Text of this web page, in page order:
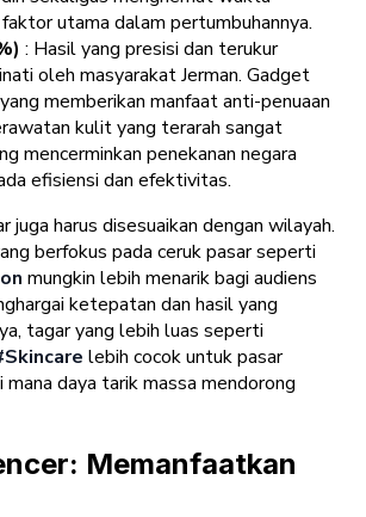
utama dalam pertumbuhannya.
: Hasil yang presisi dan terukur
oleh masyarakat Jerman. Gadget
memberikan manfaat anti-penuaan
kulit yang terarah sangat
mencerminkan penekanan negara
efisiensi dan efektivitas.
juga harus disesuaikan dengan wilayah.
berfokus pada ceruk pasar seperti
mungkin lebih menarik bagi audiens
ketepatan dan hasil yang
tagar yang lebih luas seperti
lebih cocok untuk pasar
daya tarik massa mendorong
Memanfaatkan